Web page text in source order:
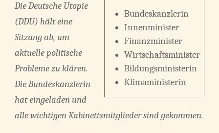
Bundeskanzlerin
Innenminister
Finanzminister
Wirtschaftsminister
Bildungsministerin
Klimaministerin
Die Deutsche Utopie
(DDU) hält eine
Sitzung ab, um
aktuelle politische
Probleme zu klären.
Die Bundeskanzlerin
hat eingeladen und
alle wichtigen Kabinettsmitglieder sind gekommen.